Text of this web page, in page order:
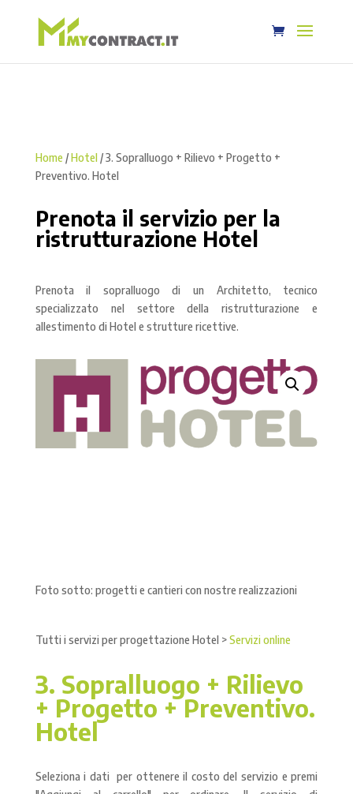
Home /Hotel/ 3. Sopralluogo + Rilievo + Progetto +
Preventivo. Hotel
Prenota il servizio per la
ristrutturazione Hotel
Prenota il sopralluogo di un Architetto, tecnico
specializzato nel settore della ristrutturazione e
allestimento di Hotel e strutture ricettive.
Foto sotto: progetti e cantieri con nostre realizzazioni
Tutti i servizi per progettazione Hotel >Servizi online
3. Sopralluogo + Rilievo
+ Progetto + Preventivo.
Hotel
Seleziona i dati per ottenere il costo del servizio e premi